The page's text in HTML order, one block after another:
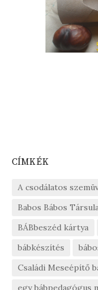
CÍMKÉK
A csodálatos
Babos Bábos
BÁBbeszéd kártya
bábkészítés
Családi Meseépítő
egy bábpedagógus